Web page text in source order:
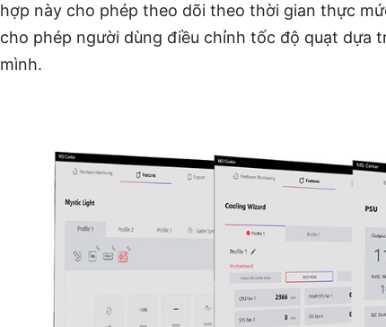
hợp này cho phép theo dõi theo thời gian thực
cho phép người dùng điều chỉnh tốc độ quạt dựa
mình.